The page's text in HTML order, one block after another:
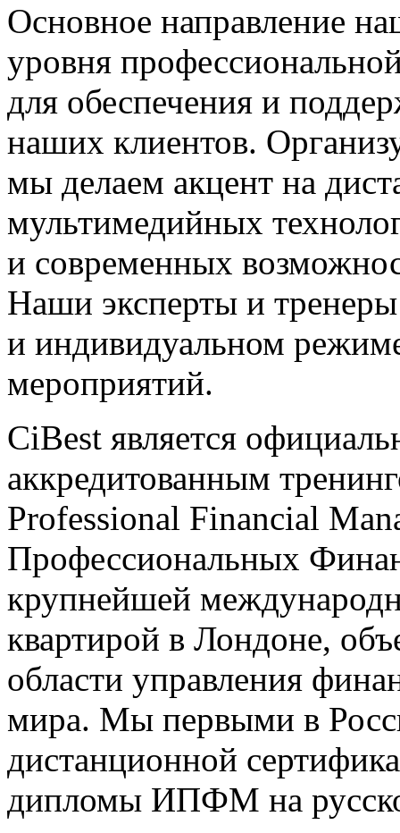
Основное направление
уровня
для обеспечения и
наших клиентов.
мы делаем акцент на
мультимедийных
и современных
Наши эксперты и
и индивидуальном
мероприятий.
CiBest является
аккредитованным
Professional Financial
Профессиональных
крупнейшей
квартирой в Лондоне,
области управления
мира. Мы первыми в
дистанционной
дипломы ИПФМ на